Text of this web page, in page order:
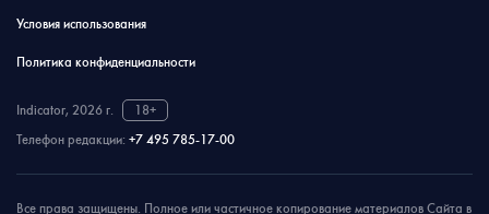
Условия использования
Политика конфиденциальности
Indicator, 2026 г.
18+
Телефон редакции: +7 495 785-17-00
Все права защищены. Полное или частичное копирование материалов Сайта в